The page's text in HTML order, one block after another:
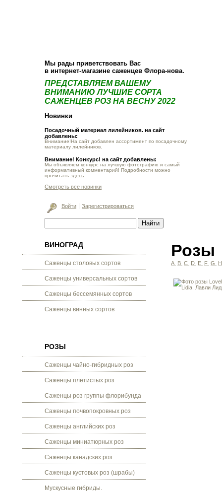
Мы рады приветствовать Вас
в интернет-магазине саженцев Флора-нова.
ПРЕДСТАВЛЯЕМ ВАШЕМУ
ВНИМАНИЮ ЛУЧШИЕ СОРТА
САЖЕНЦЕВ РОЗ НА ВЕСНУ 2022
Новинки
Посадочный материал лилейников. на сайт
добавлены:
Внимание!На сайт добавлен ассортимент по посадочному
материалу лилейников.
Внимание! Конкурс! на сайт добавлены:
Мы объявляем конкурс на лучшую фотографию и самый
информативный комментарий! Подробности можно
прочитать здесь
Смотреть все новинки
Войти Зарегистрироваться
ВИНОГРАД
Саженцы столовых сортов
Саженцы универсальных сортов
Саженцы бессемянных сортов
Саженцы винных сортов
РОЗЫ
Саженцы чайно-гибридных роз
Саженцы плетистых роз
Саженцы роз группы флорибунда
Саженцы почвопокровных роз
Саженцы английских роз
Саженцы миниатюрных роз
Саженцы канадских роз
Саженцы кустовых роз (шрабы)
Мускусные гибриды.
Розы
A B C D E F G